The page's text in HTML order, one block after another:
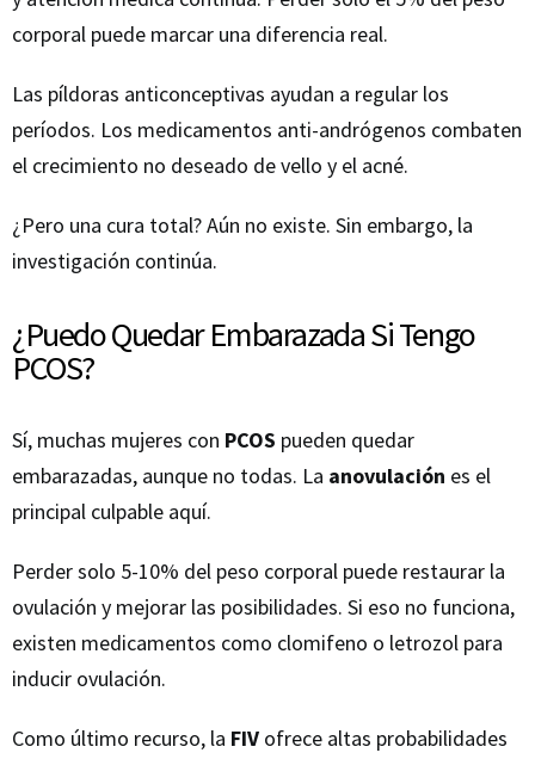
corporal puede marcar una diferencia real.
Las píldoras anticonceptivas ayudan a regular los
períodos. Los medicamentos anti-andrógenos combaten
el crecimiento no deseado de vello y el acné.
¿Pero una cura total? Aún no existe. Sin embargo, la
investigación continúa.
¿Puedo Quedar Embarazada Si Tengo
PCOS?
Sí, muchas mujeres con PCOS pueden quedar
embarazadas, aunque no todas. La anovulación es el
principal culpable aquí.
Perder solo 5-10% del peso corporal puede restaurar la
ovulación y mejorar las posibilidades. Si eso no funciona,
existen medicamentos como clomifeno o letrozol para
inducir ovulación.
Como último recurso, la FIV ofrece altas probabilidades